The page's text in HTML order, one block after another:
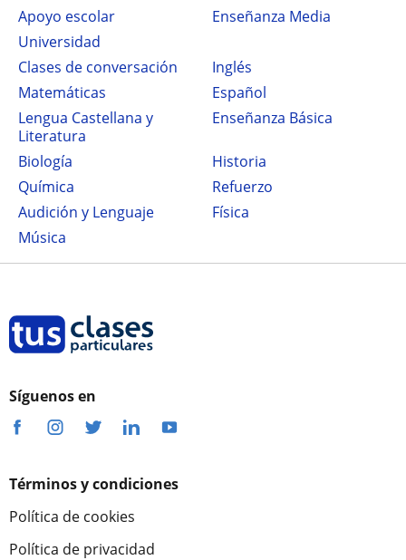
Apoyo escolar
Enseñanza Media
Universidad
Clases de conversación
Inglés
Matemáticas
Español
Lengua Castellana y
Literatura
Enseñanza Básica
Biología
Historia
Química
Refuerzo
Audición y Lenguaje
Física
Música
Síguenos en
Términos y condiciones
Política de cookies
Política de privacidad